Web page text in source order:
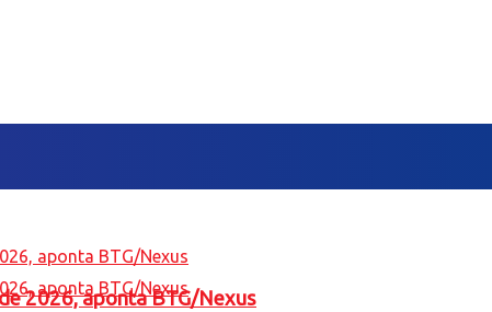
2026, aponta BTG/Nexus